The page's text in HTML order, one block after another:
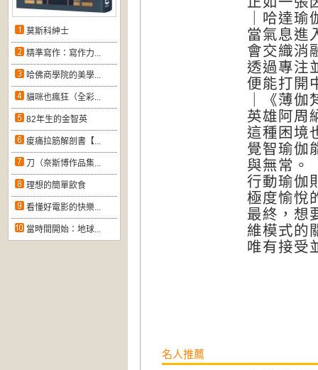
莫斯科紳士
精準寫作：寫作力...
哈佛商學院的美學...
貓咪也瘋狂（全彩...
82年生的金智英
痠痛拉筋解剖書【...
刀（奈斯博作品集...
理想的簡單飲食
看懂好電影的快樂...
當時間開始：地球...
｜哈達
當氣息進
會交織消
透過專注
便能打開
｜《薄伽
英雄阿周
這種困境
覺智瑜伽
與無常。
行動瑜伽
極度愉悅
最終，想
維模式的
唯有接受
名人推薦